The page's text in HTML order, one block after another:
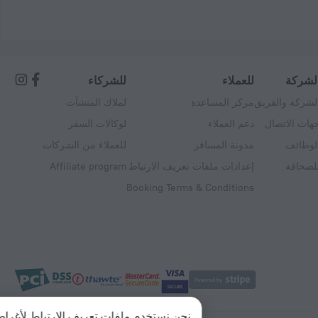
الشركة
الشركة والفريق
جهات الاتصال
الوظائف
للصحافة
للعملاء
مركز المساعدة
دعم العملاء
مدونة المسافر
إعدادات ملفات تعريف الارتباط
Booking Terms & Conditions
للشركاء
لملاك المنشآت
لوكالات السفر
للعملاء من الشركات
Affiliate program